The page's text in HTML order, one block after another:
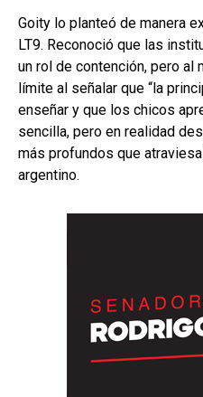
Goity lo planteó de manera
LT9. Reconoció que las
un rol de contención, pero al
límite al señalar que “la
enseñar y que los chicos
sencilla, pero en realidad
más profundos que
argentino.